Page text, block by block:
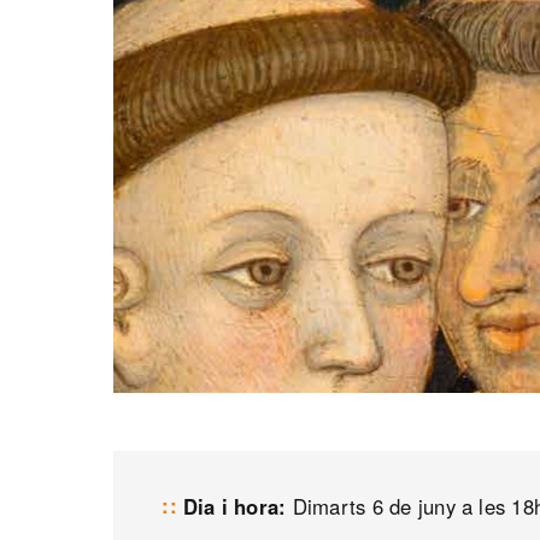
Dia i hora: Dimarts 6 de juny a les